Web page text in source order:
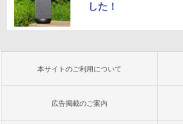
した！
本サイトのご利用について
広告掲載のご案内